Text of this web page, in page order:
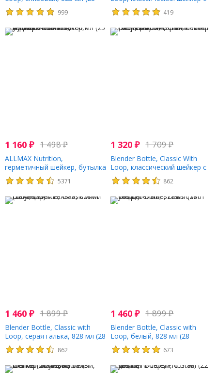
унций)
999
петелькой, изумрудный, 828
мл (28 унций)
419
1 160 ₽ 1 498₽
ALLMAX Nutrition,
герметичный шейкер, бутылка
без БФА с миксером Vortex,
700 мл (25 унций)5371
1 320₽ 1 709₽
Blender Bottle, Classic With
Loop, классический шейкер с
петелькой, серый, 600 мл (20
унций)
862
1 460 ₽ 1 899₽
Blender Bottle, Classic with
Loop, серая галька, 828 мл (28
унций)
862
1 460₽ 1 899₽
Blender Bottle, Classic with
Loop, белый, 828 мл (28
унций)
673